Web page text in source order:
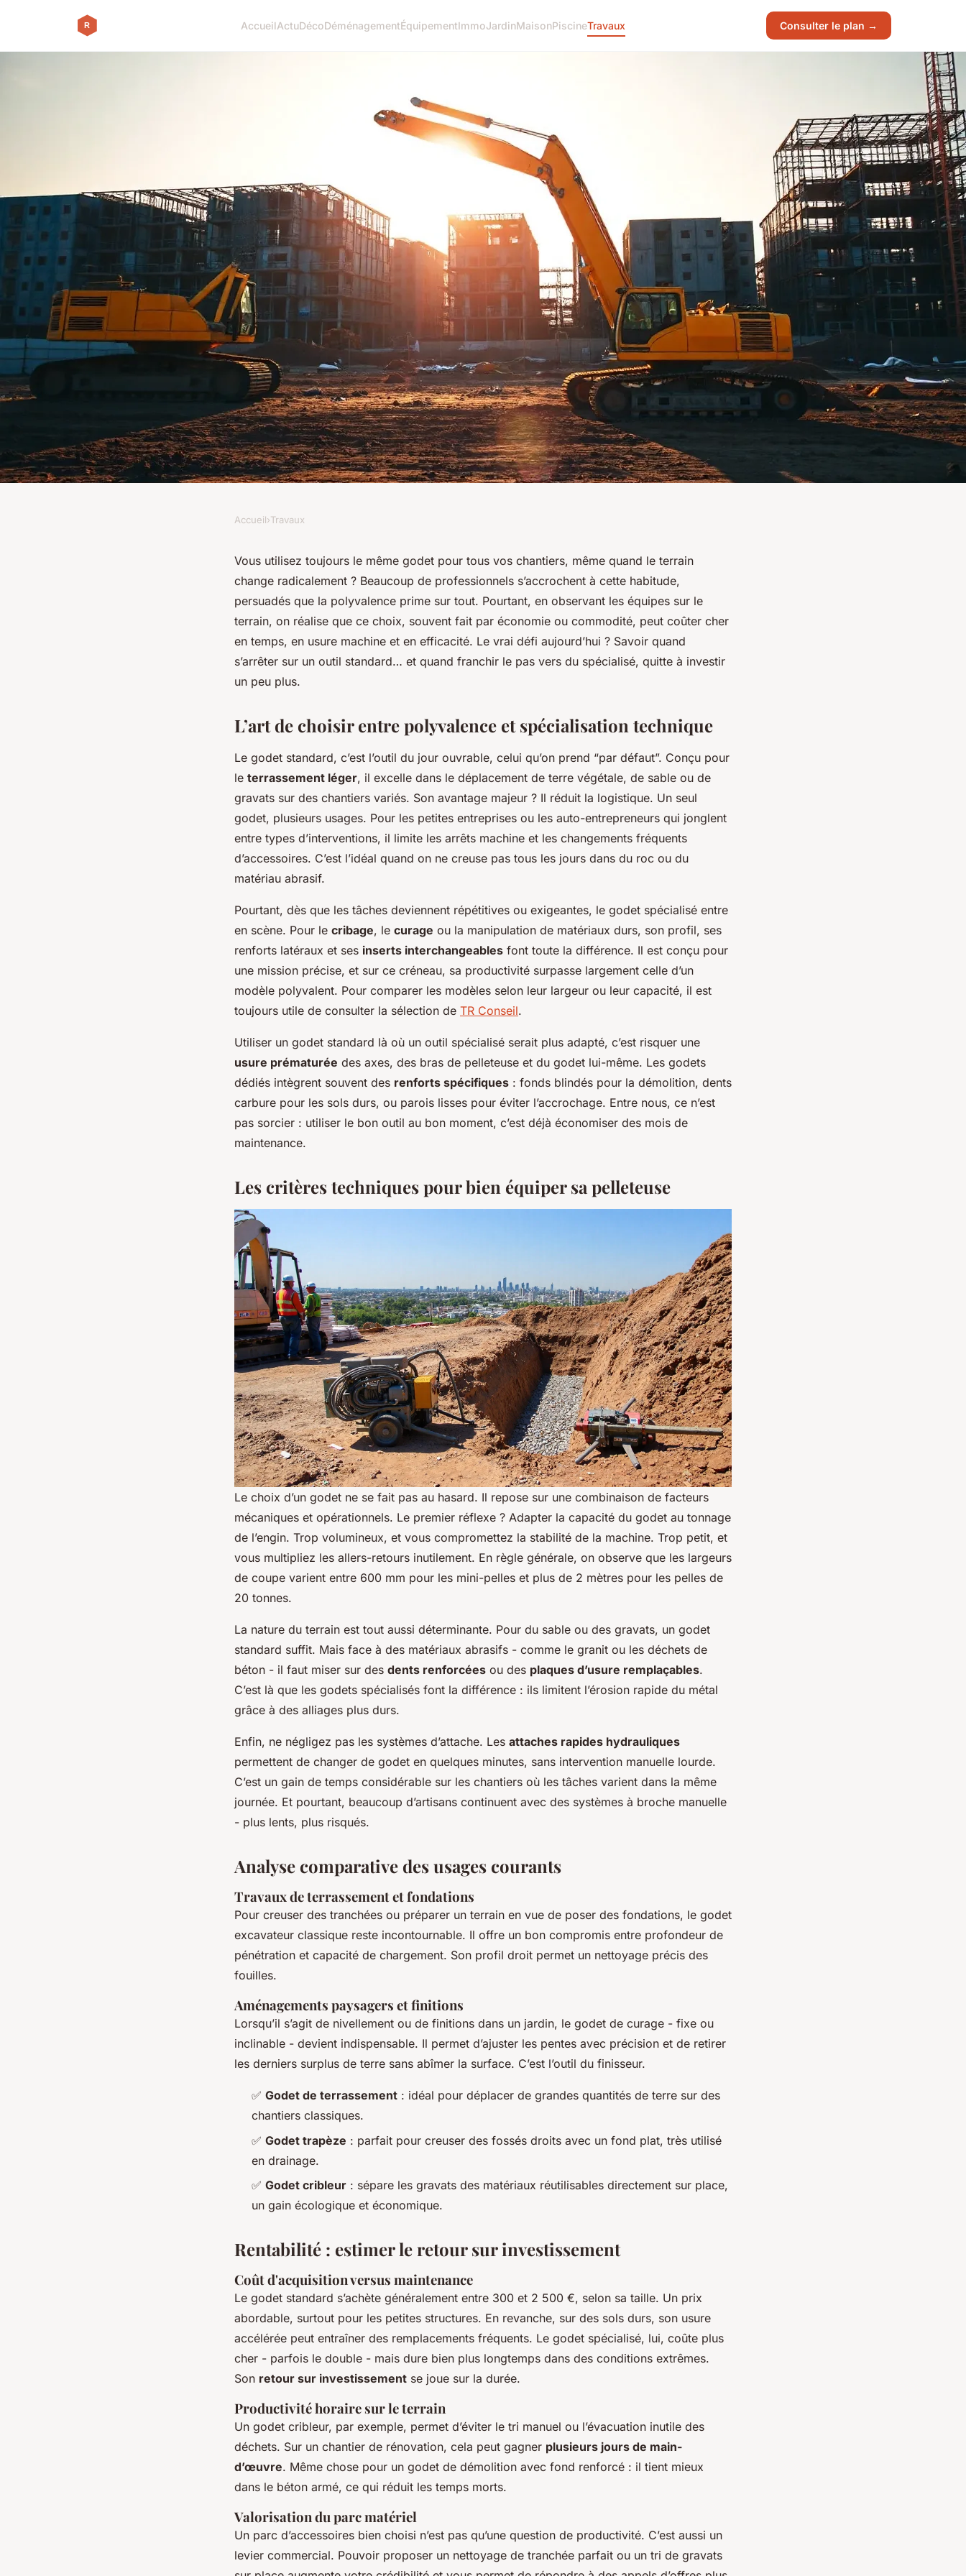
AccueilActuDécoDéménagementÉquipementImmoJardinMaisonPiscineTravaux Consulter le plan →
Maximisez vos chantiers : choisir
entre godet standard et spécialisé
10 min de lecture
Accueil›Travaux
Vous utilisez toujours le même godet pour tous vos chantiers, même quand le terrain
change radicalement ? Beaucoup de professionnels s’accrochent à cette habitude,
persuadés que la polyvalence prime sur tout. Pourtant, en observant les équipes sur le
terrain, on réalise que ce choix, souvent fait par économie ou commodité, peut coûter cher
en temps, en usure machine et en efficacité. Le vrai défi aujourd’hui ? Savoir quand
s’arrêter sur un outil standard… et quand franchir le pas vers du spécialisé, quitte à investir
un peu plus.
L’art de choisir entre polyvalence et spécialisation technique
Le godet standard, c’est l’outil du jour ouvrable, celui qu’on prend “par défaut”. Conçu pour
le terrassement léger, il excelle dans le déplacement de terre végétale, de sable ou de
gravats sur des chantiers variés. Son avantage majeur ? Il réduit la logistique. Un seul
godet, plusieurs usages. Pour les petites entreprises ou les auto-entrepreneurs qui jonglent
entre types d’interventions, il limite les arrêts machine et les changements fréquents
d’accessoires. C’est l’idéal quand on ne creuse pas tous les jours dans du roc ou du
matériau abrasif.
Pourtant, dès que les tâches deviennent répétitives ou exigeantes, le godet spécialisé entre
en scène. Pour le cribage, le curage ou la manipulation de matériaux durs, son profil, ses
renforts latéraux et ses inserts interchangeables font toute la différence. Il est conçu pour
une mission précise, et sur ce créneau, sa productivité surpasse largement celle d’un
modèle polyvalent. Pour comparer les modèles selon leur largeur ou leur capacité, il est
toujours utile de consulter la sélection de TR Conseil.
Utiliser un godet standard là où un outil spécialisé serait plus adapté, c’est risquer une
usure prématurée des axes, des bras de pelleteuse et du godet lui-même. Les godets
dédiés intègrent souvent des renforts spécifiques : fonds blindés pour la démolition, dents
carbure pour les sols durs, ou parois lisses pour éviter l’accrochage. Entre nous, ce n’est
pas sorcier : utiliser le bon outil au bon moment, c’est déjà économiser des mois de
maintenance.
Les critères techniques pour bien équiper sa pelleteuse
Le choix d’un godet ne se fait pas au hasard. Il repose sur une combinaison de facteurs
mécaniques et opérationnels. Le premier réflexe ? Adapter la capacité du godet au tonnage
de l’engin. Trop volumineux, et vous compromettez la stabilité de la machine. Trop petit, et
vous multipliez les allers-retours inutilement. En règle générale, on observe que les largeurs
de coupe varient entre 600 mm pour les mini-pelles et plus de 2 mètres pour les pelles de
20 tonnes.
La nature du terrain est tout aussi déterminante. Pour du sable ou des gravats, un godet
standard suffit. Mais face à des matériaux abrasifs - comme le granit ou les déchets de
béton - il faut miser sur des dents renforcées ou des plaques d’usure remplaçables.
C’est là que les godets spécialisés font la différence : ils limitent l’érosion rapide du métal
grâce à des alliages plus durs.
Enfin, ne négligez pas les systèmes d’attache. Les attaches rapides hydrauliques
permettent de changer de godet en quelques minutes, sans intervention manuelle lourde.
C’est un gain de temps considérable sur les chantiers où les tâches varient dans la même
journée. Et pourtant, beaucoup d’artisans continuent avec des systèmes à broche manuelle
- plus lents, plus risqués.
Analyse comparative des usages courants
Travaux de terrassement et fondations
Pour creuser des tranchées ou préparer un terrain en vue de poser des fondations, le godet
excavateur classique reste incontournable. Il offre un bon compromis entre profondeur de
pénétration et capacité de chargement. Son profil droit permet un nettoyage précis des
fouilles.
Aménagements paysagers et finitions
Lorsqu’il s’agit de nivellement ou de finitions dans un jardin, le godet de curage - fixe ou
inclinable - devient indispensable. Il permet d’ajuster les pentes avec précision et de retirer
les derniers surplus de terre sans abîmer la surface. C’est l’outil du finisseur.
✅ Godet de terrassement : idéal pour déplacer de grandes quantités de terre sur des
chantiers classiques.
✅ Godet trapèze : parfait pour creuser des fossés droits avec un fond plat, très utilisé
en drainage.
✅ Godet cribleur : sépare les gravats des matériaux réutilisables directement sur place,
un gain écologique et économique.
Rentabilité : estimer le retour sur investissement
Coût d'acquisition versus maintenance
Le godet standard s’achète généralement entre 300 et 2 500 €, selon sa taille. Un prix
abordable, surtout pour les petites structures. En revanche, sur des sols durs, son usure
accélérée peut entraîner des remplacements fréquents. Le godet spécialisé, lui, coûte plus
cher - parfois le double - mais dure bien plus longtemps dans des conditions extrêmes.
Son retour sur investissement se joue sur la durée.
Productivité horaire sur le terrain
Un godet cribleur, par exemple, permet d’éviter le tri manuel ou l’évacuation inutile des
déchets. Sur un chantier de rénovation, cela peut gagner plusieurs jours de main-
d’œuvre. Même chose pour un godet de démolition avec fond renforcé : il tient mieux
dans le béton armé, ce qui réduit les temps morts.
Valorisation du parc matériel
Un parc d’accessoires bien choisi n’est pas qu’une question de productivité. C’est aussi un
levier commercial. Pouvoir proposer un nettoyage de tranchée parfait ou un tri de gravats